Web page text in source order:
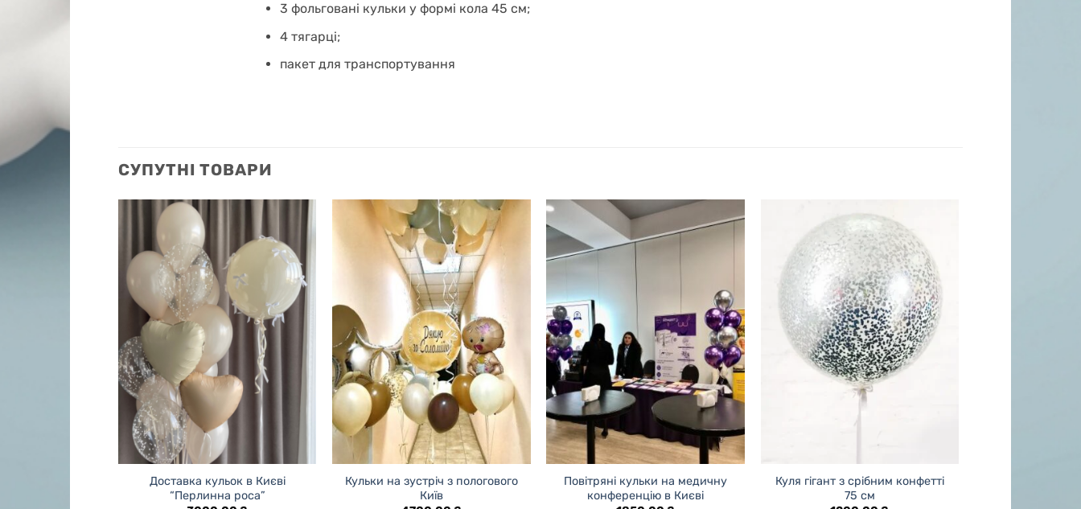
3 фольговані кульки у формі кола 45 см;
4 тягарці;
пакет для транспортування
СУПУТНІ ТОВАРИ
Доставка кульок в Києві
“Перлинна роса”
Кульки на зустріч з пологового
Київ
Повітряні кульки на медичну
конференцію в Києві
Куля гігант з срібним конфетті
75 см